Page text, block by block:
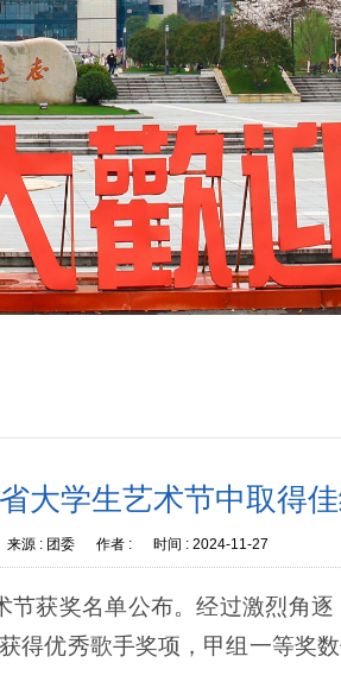
大学生艺术节中取得
来源 : 团委 作者 : 时间 :2024-11-27
节获奖名单公布。经过激烈角
得优秀歌手奖项，甲组一等奖